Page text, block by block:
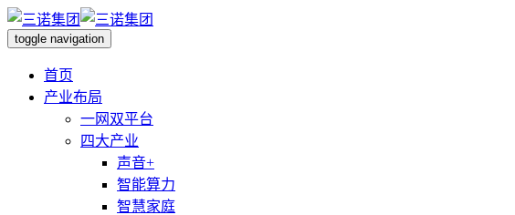
toggle navigation
首页
产业布局
一网双平台
四大产业
声音+
智能算力
智慧家庭